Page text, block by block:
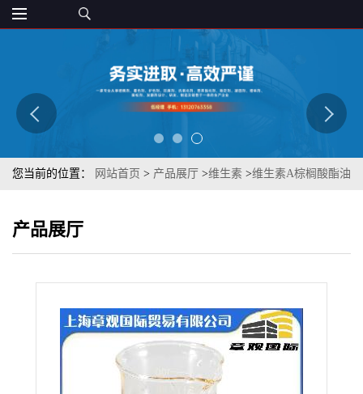
您当前的位置： 网站首页 > 产品展厅 >维生素 >维生素A棕榈酸酯油
产品展厅